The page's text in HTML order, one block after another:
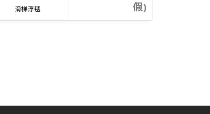
滑梯浮毯
假)